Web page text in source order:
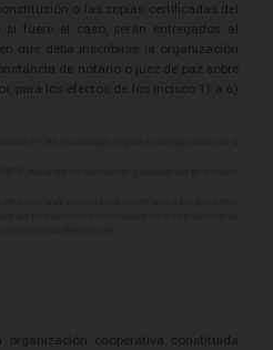
o las copias certificadas del
fuere el caso, serán entregados al
que deba inscribirse la organización
de notario o juez de paz sobre
para los efectos de los incisos 1) a 6)
cooperativa constituida